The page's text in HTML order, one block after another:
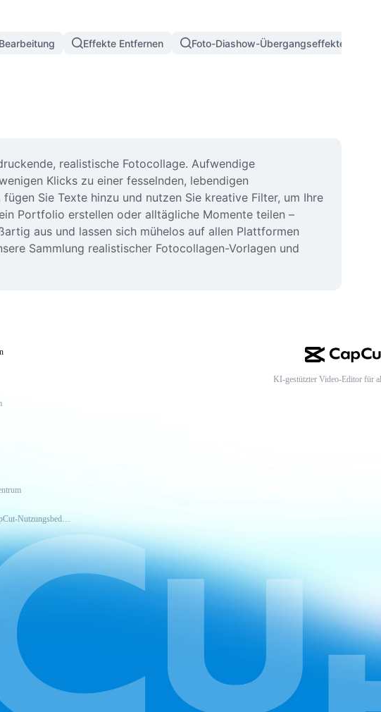
Effekte Entfernen Foto-Diashow-Übergangseffekte
realistische Fotocollage. Aufwendige
Klicks zu einer fesselnden, lebendigen
Sie Texte hinzu und nutzen Sie kreative Filter, um Ihre
Portfolio erstellen oder alltägliche Momente teilen –
aus und lassen sich mühelos auf allen Plattformen
Sammlung realistischer Fotocollagen-Vorlagen und
Über die CapCut-Nutzungsbedingungen
KI-gestützter Video-Editor für